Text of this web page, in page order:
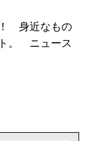
身近なもの
。 ニュース